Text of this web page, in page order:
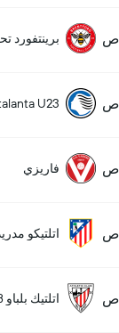
برينتفورد
U23
فاريزي
اتلتيكو
اتلتيك بلباو B